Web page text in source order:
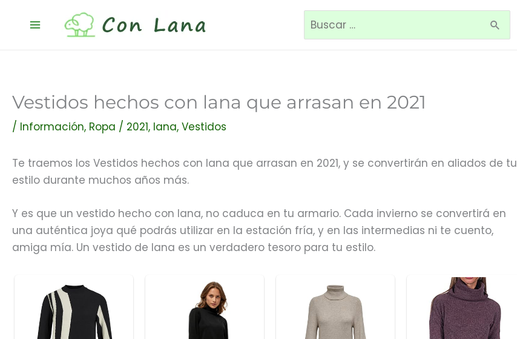
Buscar
por:
Vestidos hechos con lana que arrasan en 2021
/ Información, Ropa / 2021, lana, Vestidos
Te traemos los Vestidos hechos con lana que arrasan en 2021, y se convertirán en aliados de tu
estilo durante muchos años más.
Y es que un vestido hecho con lana, no caduca en tu armario. Cada invierno se convertirá en
una auténtica joya qué podrás utilizar en la estación fría, y en las intermedias ni te cuento,
amiga mía. Un vestido de lana es un verdadero tesoro para tu estilo.